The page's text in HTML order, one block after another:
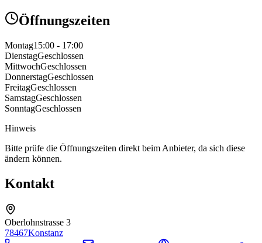
Öffnungszeiten
Montag15:00 - 17:00
DienstagGeschlossen
MittwochGeschlossen
DonnerstagGeschlossen
FreitagGeschlossen
SamstagGeschlossen
SonntagGeschlossen
Hinweis
Bitte prüfe die Öffnungszeiten direkt beim Anbieter, da sich diese
ändern können.
Kontakt
Oberlohnstrasse 3
78467Konstanz